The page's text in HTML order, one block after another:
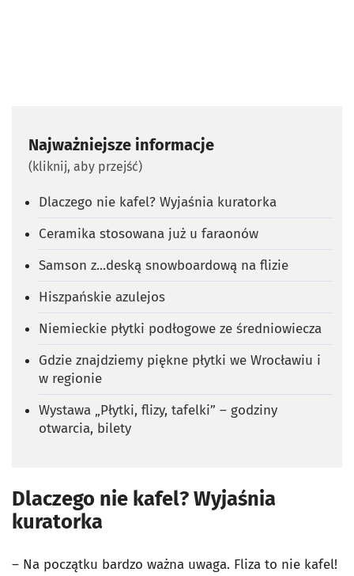
Najważniejsze informacje
(kliknij, aby przejść)
Dlaczego nie kafel? Wyjaśnia kuratorka
Ceramika stosowana już u faraonów
Samson z...deską snowboardową na flizie
Hiszpańskie azulejos
Niemieckie płytki podłogowe ze średniowiecza
Gdzie znajdziemy piękne płytki we Wrocławiu i
w regionie
Wystawa „Płytki, flizy, tafelki” – godziny
otwarcia, bilety
Dlaczego nie kafel? Wyjaśnia
kuratorka
– Na początku bardzo ważna uwaga. Fliza to nie kafel!